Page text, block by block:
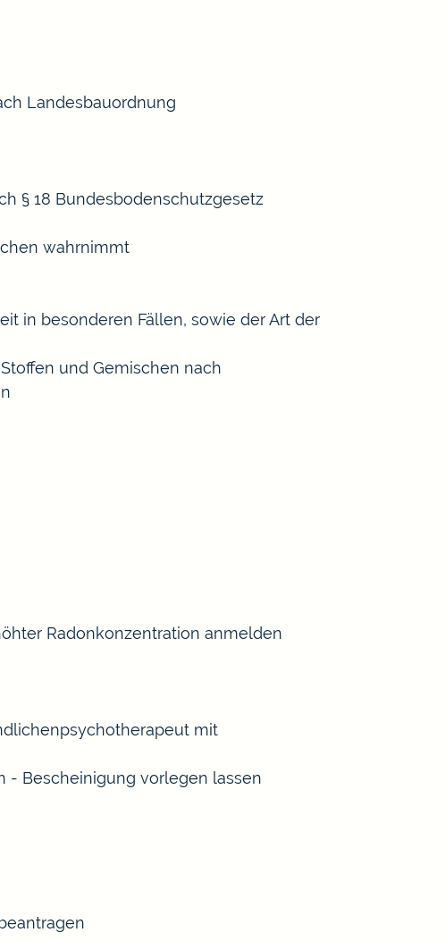
Landesbauordnung
§ 18 Bundesbodenschutzgesetz
wahrnimmt
in besonderen Fällen, sowie der Art der
und Gemischen nach
Radonkonzentration anmelden
mit
- Bescheinigung vorlegen lassen